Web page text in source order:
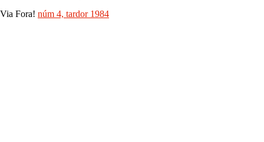
Via Fora! núm 4, tardor 1984